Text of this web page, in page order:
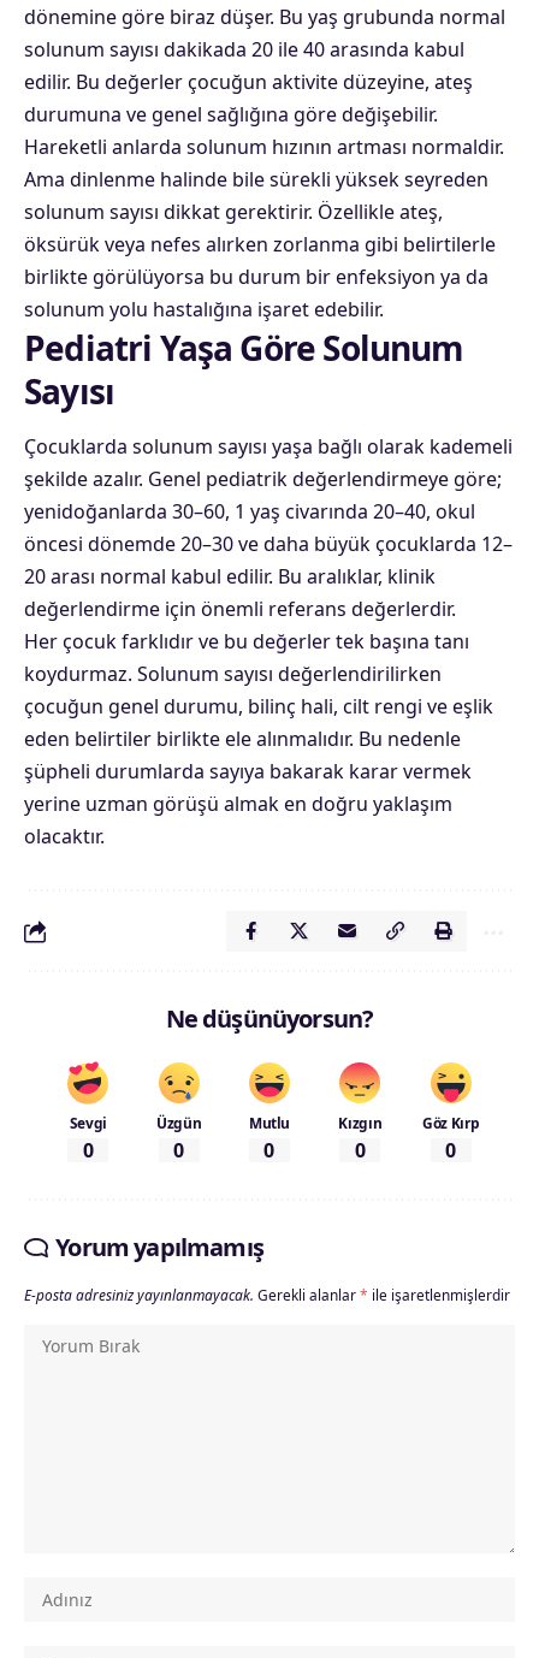
dönemine göre biraz düşer. Bu yaş grubunda normal
solunum sayısı dakikada 20 ile 40 arasında kabul
edilir. Bu değerler çocuğun aktivite düzeyine, ateş
durumuna ve genel sağlığına göre değişebilir.
Hareketli anlarda solunum hızının artması normaldir.
Ama dinlenme halinde bile sürekli yüksek seyreden
solunum sayısı dikkat gerektirir. Özellikle ateş,
öksürük veya nefes alırken zorlanma gibi belirtilerle
birlikte görülüyorsa bu durum bir enfeksiyon ya da
solunum yolu hastalığına işaret edebilir.
Pediatri Yaşa Göre Solunum
Sayısı
Çocuklarda solunum sayısı yaşa bağlı olarak kademeli
şekilde azalır. Genel pediatrik değerlendirmeye göre;
yenidoğanlarda 30–60, 1 yaş civarında 20–40, okul
öncesi dönemde 20–30 ve daha büyük çocuklarda 12–
20 arası normal kabul edilir. Bu aralıklar, klinik
değerlendirme için önemli referans değerlerdir.
Her çocuk farklıdır ve bu değerler tek başına tanı
koydurmaz. Solunum sayısı değerlendirilirken
çocuğun genel durumu, bilinç hali, cilt rengi ve eşlik
eden belirtiler birlikte ele alınmalıdır. Bu nedenle
şüpheli durumlarda sayıya bakarak karar vermek
yerine uzman görüşü almak en doğru yaklaşım
olacaktır.
Ne düşünüyorsun?
Sevgi
0
Üzgün
0
Mutlu
0
Kızgın
0
Göz Kırp
0
Yorum yapılmamış
E-posta adresiniz yayınlanmayacak. Gerekli alanlar* ile işaretlenmişlerdir